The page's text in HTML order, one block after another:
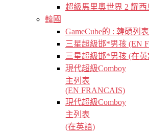
超級馬里奧世界 2 耀西
韓國
GameCube的 : 韓碩列
三星超級邯*男孩 (EN
三星超級邯*男孩 (在英
現代超級Comboy
主列表
(EN FRANCAIS)
現代超級Comboy
主列表
(在英語)